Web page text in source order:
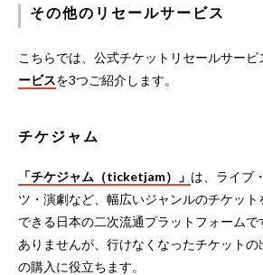
その他のリセールサービス
こちらでは、公式チケットリセールサービ
ービスを3つご紹介します。
チケジャム
「チケジャム （ticketjam）」 は、ライブ
ツ・演劇など、幅広いジャンルのチケッ
できる日本の二次流通プラットフォーム
ありませんが、行けなくなったチケット
の購入に役立ちます。